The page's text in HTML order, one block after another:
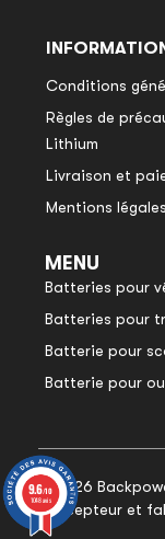
Conditions
Règles de
Lithium
Livraison et
Mentions légales
MENU
Batteries pour
Batteries pour
Batterie pour
Batterie pour
© 2026
concepteur et
9.6/10
1048 avis
9.6/10
1048 avis